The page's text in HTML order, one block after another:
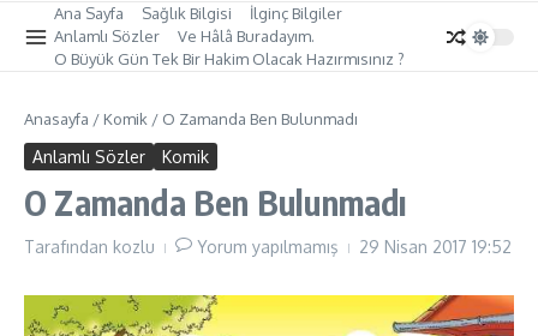
Ana Sayfa Sağlık Bilgisi
İlginç Bilgiler
Anlamlı Sözler
Ve Hâlâ Buradayım.
O Büyük Gün Tek Bir Hakim Olacak Hazırmısınız ?
Anasayfa / Komik / O Zamanda Ben Bulunmadı
Anlamlı Sözler Komik
O Zamanda Ben Bulunmadı
Tarafından kozlu Yorum yapılmamış 29 Nisan 2017 19:52